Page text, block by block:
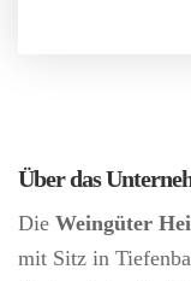
Über das
Die Weingüter
mit Sitz in